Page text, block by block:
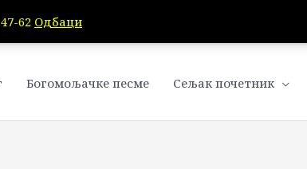
62 Одбаци
Богомољачке песме Сељак почетник